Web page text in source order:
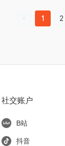
1 2
社交账户
B站
抖音